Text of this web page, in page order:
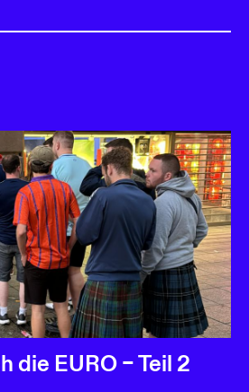
die EURO – Teil 2